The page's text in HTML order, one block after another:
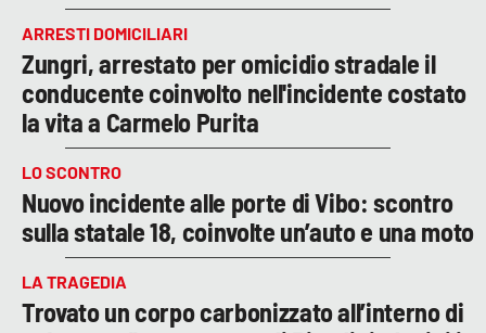
ARRESTI DOMICILIARI
Zungri, arrestato per omicidio stradale il
conducente coinvolto nell'incidente costato
la vita a Carmelo Purita
LO SCONTRO
Nuovo incidente alle porte di Vibo: scontro
sulla statale 18, coinvolte un’auto e una moto
LA TRAGEDIA
Trovato un corpo carbonizzato all’interno di